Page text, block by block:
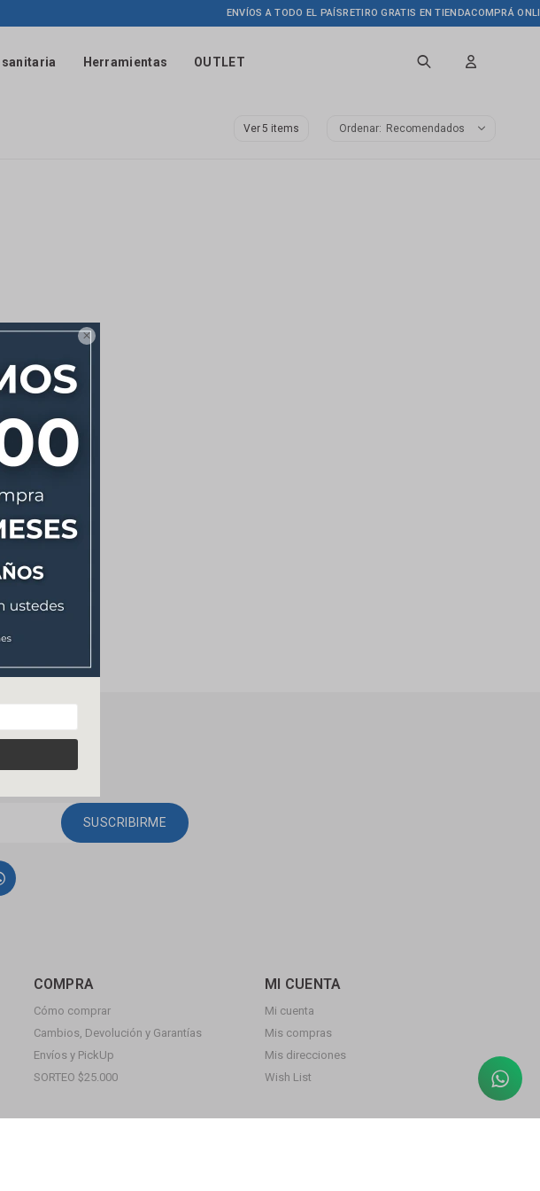

sanitaria Herramientas OUTLET
ENVÍOS A TODO EL PAÍSRETIRO GRATIS EN TIENDACOMPRÁ
Ver Recomendados
COMPRA
Cómo comprar
Cambios, Devolución y Garantías
Envíos y PickUp
SORTEO $25.000
MI CUENTA
Mi cuenta
Mis compras
Mis direcciones
Wish List
SUSCRIBIRME